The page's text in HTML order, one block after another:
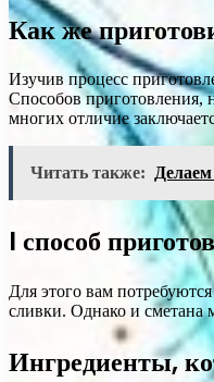
Как же
Изучив процесс
Способов приготовления,
многих отличие
Читать также:
I способ
Для этого вам
сливки. Однако и сметана
Ингредиенты,